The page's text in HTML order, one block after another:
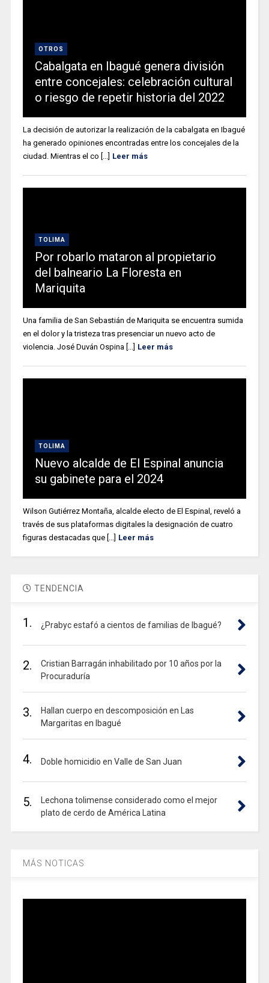
OTROS
Cabalgata en Ibagué genera división
entre concejales: celebración cultural
o riesgo de repetir historia del 2022
La decisión de autorizar la realización de la cabalgata en Ibagué
ha generado opiniones encontradas entre los concejales de la
ciudad. Mientras el co [...] Leer más
TOLIMA
Por robarlo mataron al propietario
del balneario La Floresta en
Mariquita
Una familia de San Sebastián de Mariquita se encuentra sumida
en el dolor y la tristeza tras presenciar un nuevo acto de
violencia. José Duván Ospina [...] Leer más
TOLIMA
Nuevo alcalde de El Espinal anuncia
su gabinete para el 2024
Wilson Gutiérrez Montaña, alcalde electo de El Espinal, reveló a
través de sus plataformas digitales la designación de cuatro
figuras destacadas que [...] Leer más
TENDENCIA
1. ¿Prabyc estafó a cientos de familias de Ibagué?
2.
Cristian Barragán inhabilitado por 10 años por la
Procuraduría
3.
Hallan cuerpo en descomposición en Las
Margaritas en Ibagué
4. Doble homicidio en Valle de San Juan
5.
Lechona tolimense considerado como el mejor
plato de cerdo de América Latina
MÁS NOTICAS